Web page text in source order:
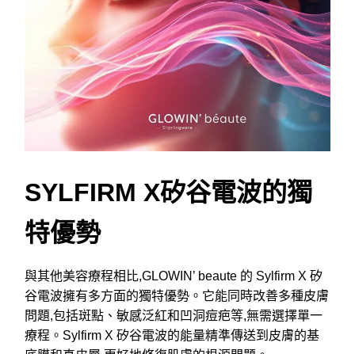
SYLFIRM X矽谷電波的獨
特優勢
與其他美容療程相比,GLOWIN’ beaute 的 Sylfirm X 矽
谷電波擁有多方面的獨特優勢。它能同時改善多種皮膚
問題,包括斑點、敏感泛紅和凹洞痘疤等,無需選擇單一
療程。Sylfirm X 矽谷電波的能量精準傳送到皮膚的基